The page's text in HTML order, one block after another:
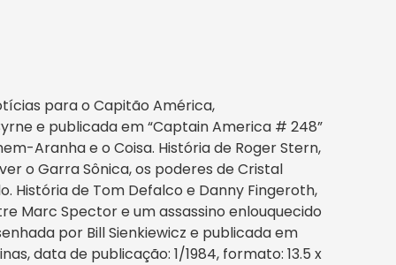
para o Capitão América,
e publicada em “Captain America # 248”
Aranha e o Coisa. História de Roger Stern,
o Garra Sônica, os poderes de Cristal
História de Tom Defalco e Danny Fingeroth,
Marc Spector e um assassino enlouquecido
por Bill Sienkiewicz e publicada em
data de publicação: 1/1984, formato: 13.5 x